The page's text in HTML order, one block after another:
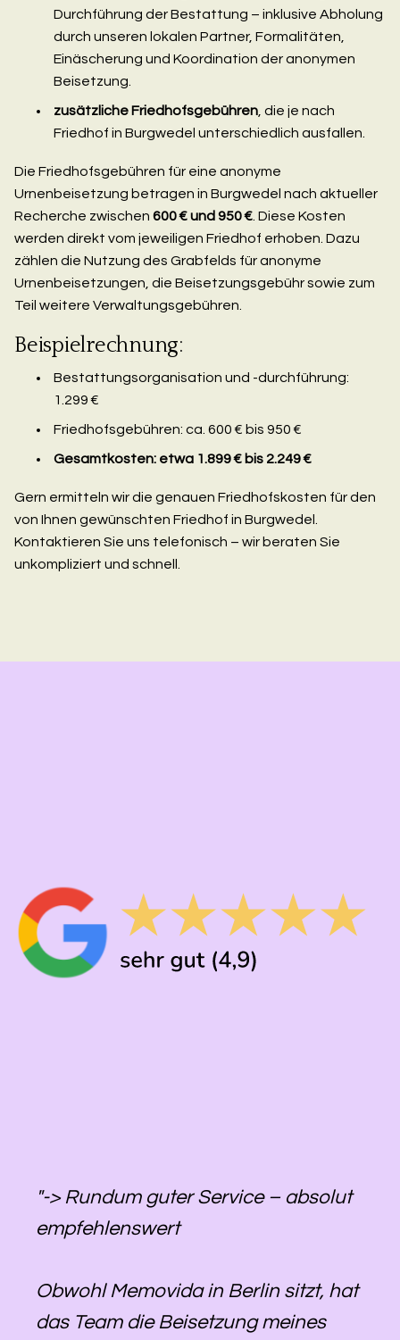
Durchführung der Bestattung – inklusive Abholung
durch unseren lokalen Partner, Formalitäten,
Einäscherung und Koordination der anonymen
Beisetzung.
zusätzliche Friedhofsgebühren , die je nach
Friedhof in Burgwedel unterschiedlich ausfallen.
Die Friedhofsgebühren für eine anonyme
Urnenbeisetzung betragen in Burgwedel nach aktueller
Recherche zwischen 600 € und 950 € . Diese Kosten
werden direkt vom jeweiligen Friedhof erhoben. Dazu
zählen die Nutzung des Grabfelds für anonyme
Urnenbeisetzungen, die Beisetzungsgebühr sowie zum
Teil weitere Verwaltungsgebühren.
Beispielrechnung:
Bestattungsorganisation und -durchführung:
1.299 €
Friedhofsgebühren: ca. 600 € bis 950 €
Gesamtkosten: etwa 1.899 € bis 2.249 €
Gern ermitteln wir die genauen Friedhofskosten für den
von Ihnen gewünschten Friedhof in Burgwedel.
Kontaktieren Sie uns telefonisch – wir beraten Sie
unkompliziert und schnell.
"-> Rundum guter Service – absolut
empfehlenswert
Obwohl Memovida in Berlin sitzt, hat
das Team die Beisetzung meines